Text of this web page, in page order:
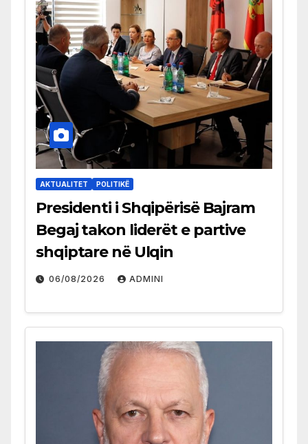
AKTUALITET POLITIKË
Presidenti i Shqipërisë Bajram
Begaj takon liderët e partive
shqiptare në Ulqin
06/08/2026 ADMINI